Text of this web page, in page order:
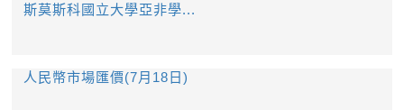
斯莫斯科國立大學亞非學...
人民幣市場匯價(7月18日)